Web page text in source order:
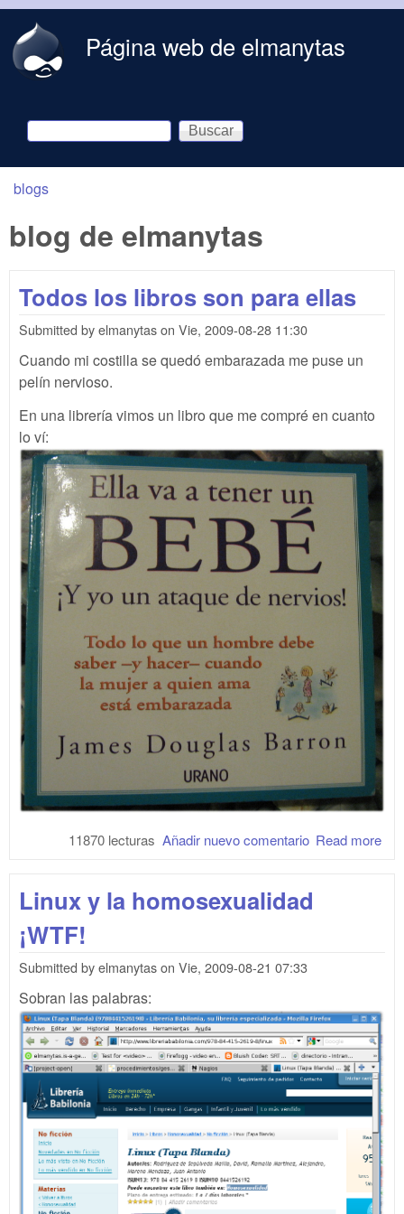
Página web de elmanytas
Formulario de búsqueda
Buscar
You are here
blogs
blog de elmanytas
Todos los libros son para ellas
Submitted byelmanytason Vie, 2009-08-28 11:30
Cuando mi costilla se quedó embarazada me puse un
pelín nervioso.
En una librería vimos un libro que me compré en cuanto
lo ví:
Read more
Añadir nuevo comentario
11870 lecturas
Linux y la homosexualidad
¡WTF!
Submitted byelmanytason Vie, 2009-08-21 07:33
Sobran las palabras: